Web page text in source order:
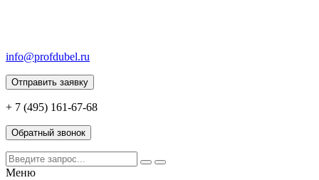
info@profdubel.ru
Отправить заявку
+ 7 (495) 161-67-68
Обратный звонок
Меню